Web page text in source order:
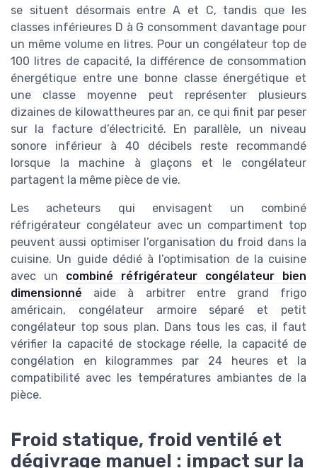
se situent désormais entre A et C, tandis que les
classes inférieures D à G consomment davantage pour
un même volume en litres. Pour un congélateur top de
100 litres de capacité, la différence de consommation
énergétique entre une bonne classe énergétique et
une classe moyenne peut représenter plusieurs
dizaines de kilowattheures par an, ce qui finit par peser
sur la facture d’électricité. En parallèle, un niveau
sonore inférieur à 40 décibels reste recommandé
lorsque la machine à glaçons et le congélateur
partagent la même pièce de vie.
Les acheteurs qui envisagent un combiné
réfrigérateur congélateur avec un compartiment top
peuvent aussi optimiser l’organisation du froid dans la
cuisine. Un guide dédié à l’optimisation de la cuisine
avec un combiné réfrigérateur congélateur bien
dimensionné aide à arbitrer entre grand frigo
américain, congélateur armoire séparé et petit
congélateur top sous plan. Dans tous les cas, il faut
vérifier la capacité de stockage réelle, la capacité de
congélation en kilogrammes par 24 heures et la
compatibilité avec les températures ambiantes de la
pièce.
Froid statique, froid ventilé et
dégivrage manuel : impact sur la